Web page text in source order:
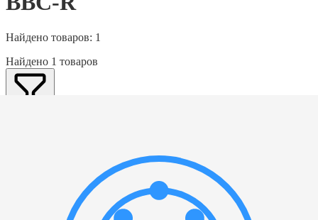
Найдено товаров: 1
Найдено 1 товаров
Новое поступление(1)